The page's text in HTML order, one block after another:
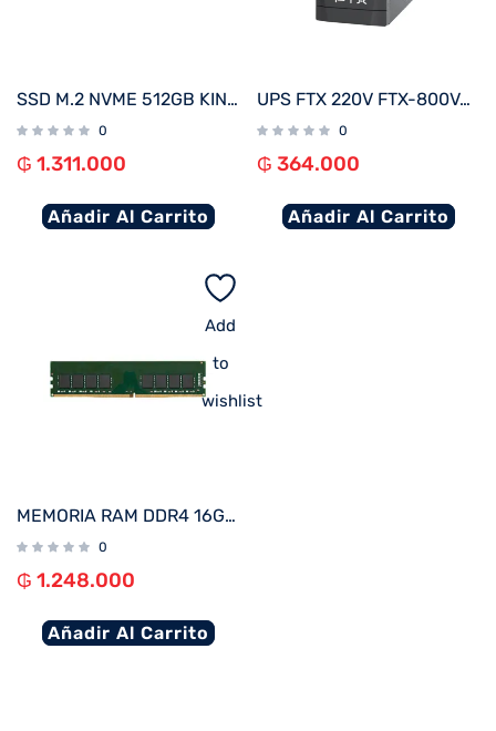
SSD M.2 NVME 512GB KINGSTON KC3000 SKC3000S/512G 7000/3900 PCIE 4.0
0
₲ 1.311.000
Añadir Al Carrito
UPS FTX 220V FTX-800VA / 480W NEMA UNIVERSAL
0
₲ 364.000
Añadir Al Carrito
Add
to
wishlist
MEMORIA RAM DDR4 16GB 3200 KINGSTON KVR32N22D8/16
0
₲ 1.248.000
Añadir Al Carrito